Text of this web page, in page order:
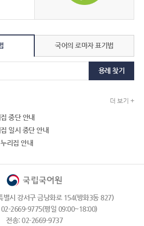
국어의 로마자 표기법
용례 찾기
더 보기 +
중단 안내
일시 중단 안내
리집 안내
별시 강서구 금낭화로 154(방화3동 827)
02-2669-9775(평일 09:00~18:00)
전송: 02-2669-9737